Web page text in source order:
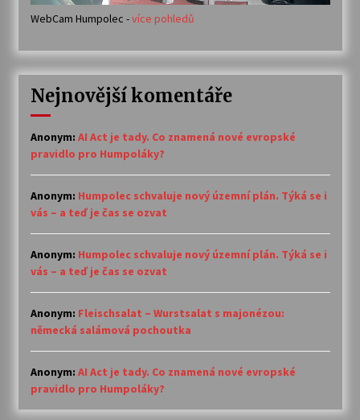
WebCam Humpolec -více pohledů
Nejnovější komentáře
Anonym: AI Act je tady. Co znamená nové evropské
pravidlo pro Humpoláky?
Anonym: Humpolec schvaluje nový územní plán. Týká se i
vás – a teď je čas se ozvat
Anonym: Humpolec schvaluje nový územní plán. Týká se i
vás – a teď je čas se ozvat
Anonym: Fleischsalat – Wurstsalat s majonézou:
německá salámová pochoutka
Anonym: AI Act je tady. Co znamená nové evropské
pravidlo pro Humpoláky?